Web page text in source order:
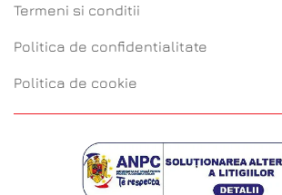
Termeni si conditii
Politica de confidentialitate
Politica de cookie